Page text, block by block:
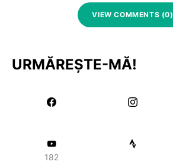
VIEW COMMENTS (0)
URMĂREȘTE-MĂ!
182